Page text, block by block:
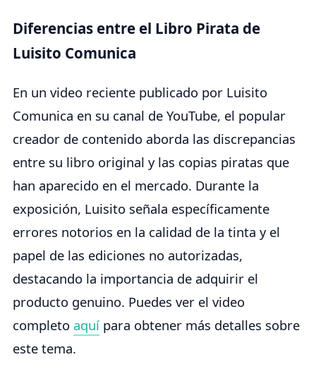
Diferencias entre el Libro Pirata de
Luisito Comunica
En un video reciente publicado por Luisito
Comunica en su canal de YouTube, el popular
creador de contenido aborda las discrepancias
entre su libro original y las copias piratas que
han aparecido en el mercado. Durante la
exposición, Luisito señala específicamente
errores notorios en la calidad de la tinta y el
papel de las ediciones no autorizadas,
destacando la importancia de adquirir el
producto genuino. Puedes ver el video
completo aquí para obtener más detalles sobre
este tema.